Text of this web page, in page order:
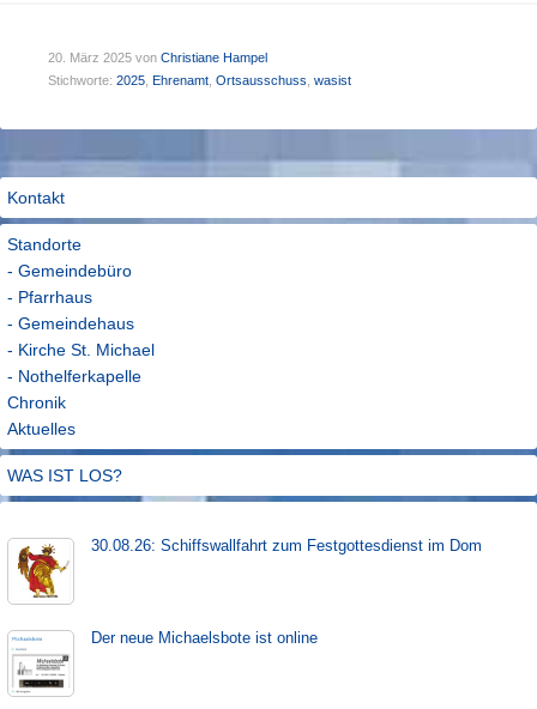
20. März 2025 von Christiane Hampel
Stichworte: 2025 Ehrenamt Ortsausschuss wasist
Kontakt
Standorte
- Gemeindebüro
- Pfarrhaus
- Gemeindehaus
- Kirche St. Michael
- Nothelferkapelle
Chronik
Aktuelles
WAS IST LOS?
30.08.26: Schiffs­­wall­fahr­t zum Fest­gott­es­dienst im Dom
Der neue Michaels­bote ist on­line